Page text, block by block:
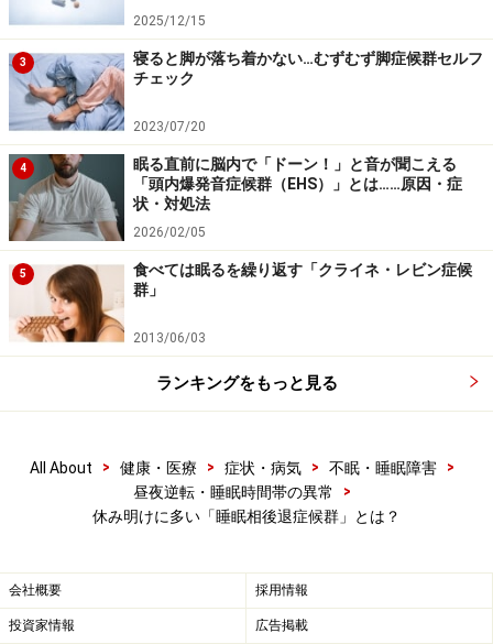
体内時計そのものが故障していたり、体内時計を調整す
る働きが上手くいかないため、睡眠相後退症候群になる
と考えられています。また、この病気の人は睡眠時間が
長いことが多く、体内時計をリセットする時間帯に十分
な光を浴びられないことも、睡眠時間帯が遅れたままに
なってしまう原因の１つです。
長い休みの間に昼夜逆転の生活をしていたり、受験勉強
のため夜遅くまで起きている生活が続くと、 睡眠相後退
症候群を発症しやすくなります。健康な人でも、長期休
暇の後には生活のリズムが崩れることがありますが、休
み明けには元に戻ります。しかし、この病気では、睡眠
不登校や引きこもり、うつ病、統合失調症など、社会と
の接点が減ったり、十分な太陽の光を浴びない状態で
も、同じような症状を起こすことがあります。
また、平均９時間以上の睡眠が必要な
朝に太陽の光を浴びにくいので、体内時計のリセットが
2025/12/15
3
寝ると脚が落ち着かない…むずむず脚症候群セルフ
チェック
2023/07/20
4
眠る直前に脳内で「ドーン！」と音が聞こえる
「頭内爆発音症候群（EHS）」とは……原因・症
状・対処法
2026/02/05
5
食べては眠るを繰り返す「クライネ・レビン症候
群」
2013/06/03
ランキングをもっと見る
All About > 健康・医療 > 症状・病気 > 不眠・睡眠障害
>
昼夜逆転・睡眠時間帯の異常
>
休み明けに多い「睡眠相後退症候群」とは？
会社概要 採用情報
投資家情報 広告掲載